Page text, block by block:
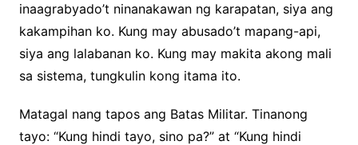
inaagrabyado’t ninanakawan ng karapatan, siya ang
kakampihan ko. Kung may abusado’t mapang-api,
siya ang lalabanan ko. Kung may makita akong mali
sa sistema, tungkulin kong itama ito.
Matagal nang tapos ang Batas Militar. Tinanong
tayo: “Kung hindi tayo, sino pa?” at “Kung hindi